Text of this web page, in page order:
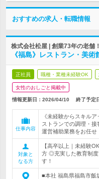
おすすめの求人・転職情報
株式会社松屋 | 創業73年の老
《福島》レストラン・美
正社員 職種・業種未経験OK
女性のおしごと掲載中
情報更新日：2026/04/10 終了予定
仕事内容
《未経験からスキル
ストランでの調理・
運営補助業務をお任せ
対象と
なる方
【高卒以上｜未経験
方 ◎充実した教育制度
す！
■本社 福島県福島市飯